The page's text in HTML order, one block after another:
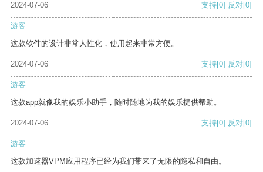
2024-07-06 支持[0] 反对[0]
游客
这款软件的设计非常人性化，使用起来非常方便。
2024-07-06 支持[0] 反对[0]
游客
这款app就像我的娱乐小助手，随时随地为我的娱乐提供帮助。
2024-07-06 支持[0] 反对[0]
游客
这款加速器VPM应用程序已经为我们带来了无限的隐私和自由。